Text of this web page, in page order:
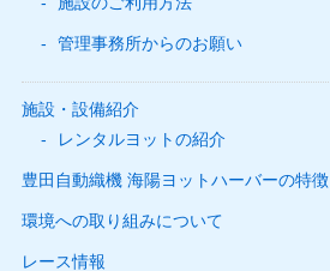
管理事務所からのお願い
施設・設備紹介
レンタルヨットの紹介
豊田自動織機 海陽ヨットハーバーの特徴
環境への取り組みについて
レース情報